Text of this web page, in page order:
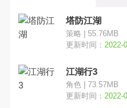
动作
塔防江湖
策略 | 55.76MB
更新时间： 2022-
江湖行3
角色 | 73.57MB
更新时间： 2022-